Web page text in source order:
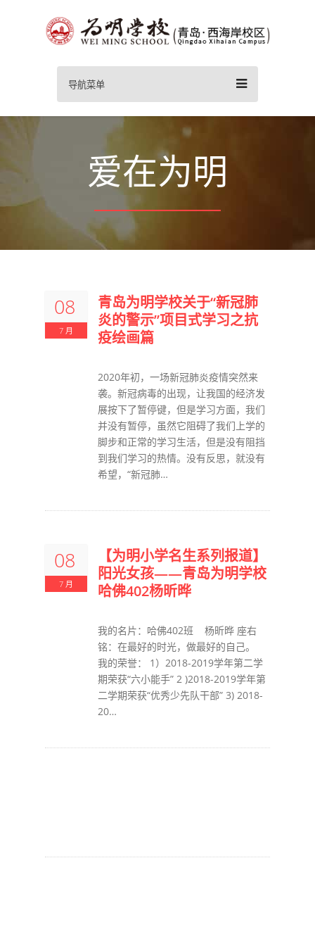
导航菜单
爱在为明
08
7 月
青岛为明学校关于“新冠肺
炎的警示”项目式学习之抗
疫绘画篇
2020年初，一场新冠肺炎疫情突然来
袭。新冠病毒的出现，让我国的经济发
展按下了暂停键，但是学习方面，我们
并没有暂停，虽然它阻碍了我们上学的
脚步和正常的学习生活，但是没有阻挡
到我们学习的热情。没有反思，就没有
希望，“新冠肺…
08
7 月
【为明小学名生系列报道】
阳光女孩——青岛为明学校
哈佛402杨昕晔
我的名片：哈佛402班 杨昕晔 座右
铭：在最好的时光，做最好的自己。
我的荣誉： 1）2018-2019学年第二学
期荣获“六小能手” 2 )2018-2019学年第
二学期荣获“优秀少先队干部” 3) 2018-
20…